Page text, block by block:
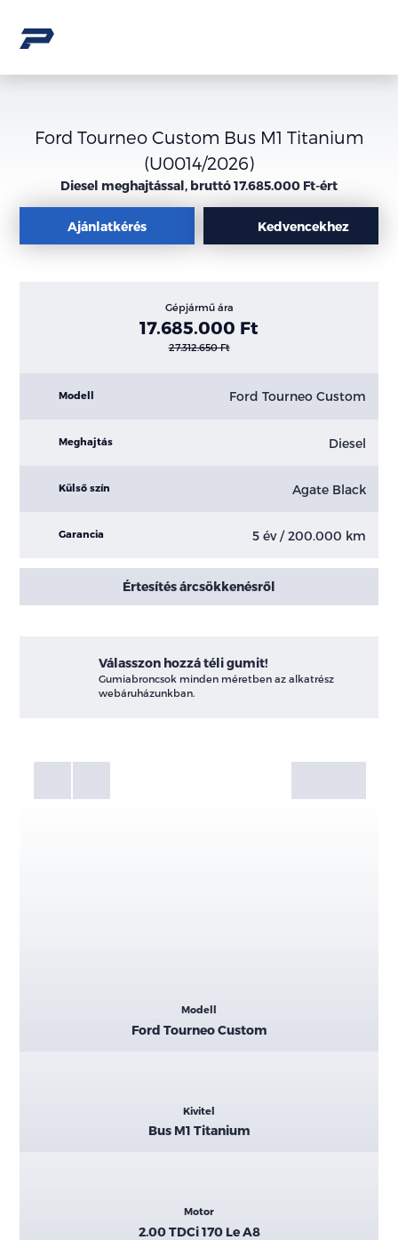
Ford Tourneo Custom Bus M1 Titanium
(U0014/2026)
Diesel meghajtással, bruttó 17.685.000 Ft-ért
Ajánlatkérés Kedvencekhez
Gépjármű ára
17.685.000 Ft
27.312.650 Ft
Modell Ford Tourneo Custom
Meghajtás Diesel
Külső szín Agate Black
Garancia 5 év / 200.000 km
Értesítés árcsökkenésről
Válasszon hozzá téli gumit!
Gumiabroncsok minden méretben az alkatrész
webáruházunkban.
Galéria
Modell
Ford Tourneo Custom
Kivitel
Bus M1 Titanium
Motor
2.00 TDCi 170 Le A8